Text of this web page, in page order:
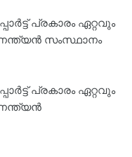
പ്രകാരം ഏറ്റവും
സംസ്ഥാനം
പ്രകാരം ഏറ്റവും